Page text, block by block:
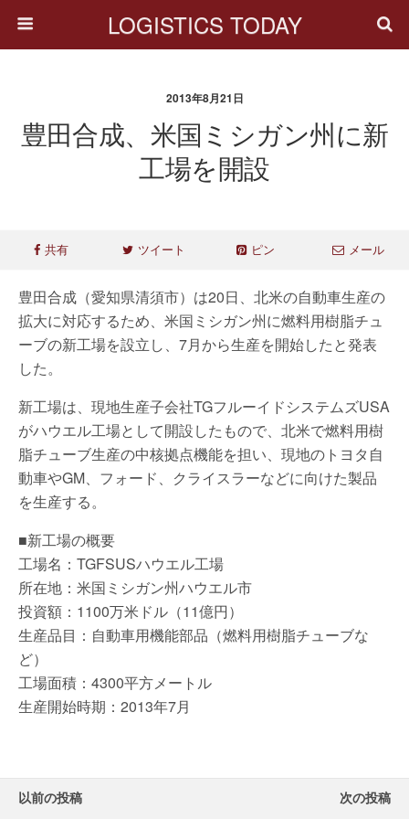
LOGISTICS TODAY
2013年8月21日
豊田合成、米国ミシガン州に新
工場を開設
共有 ツイート ピン メール
豊田合成（愛知県清須市）は20日、北米の自動車生産の
拡大に対応するため、米国ミシガン州に燃料用樹脂チュ
ーブの新工場を設立し、7月から生産を開始したと発表
した。
新工場は、現地生産子会社TGフルーイドシステムズUSA
がハウエル工場として開設したもので、北米で燃料用樹
脂チューブ生産の中核拠点機能を担い、現地のトヨタ自
動車やGM、フォード、クライスラーなどに向けた製品
を生産する。
■新工場の概要
工場名：TGFSUSハウエル工場
所在地：米国ミシガン州ハウエル市
投資額：1100万米ドル（11億円）
生産品目：自動車用機能部品（燃料用樹脂チューブな
ど）
工場面積：4300平方メートル
生産開始時期：2013年7月
以前の投稿 次の投稿